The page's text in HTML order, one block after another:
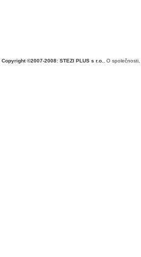
Copyright ©2007-2008: STEZI PLUS s r.o. O společnosti